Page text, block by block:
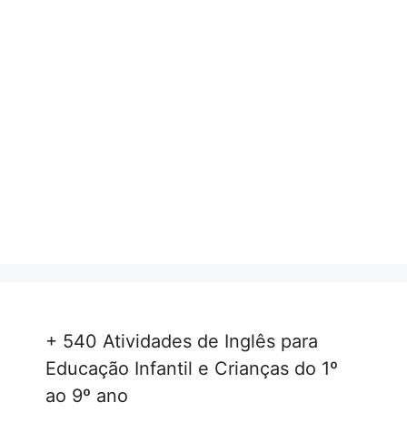
+ 540 Atividades de Inglês para
Educação Infantil e Crianças do 1º
ao 9º ano